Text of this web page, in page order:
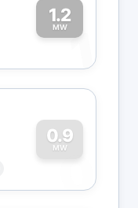
1.2
MW1
0.9
MW
0